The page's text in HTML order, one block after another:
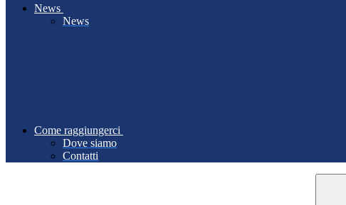
News
News
Come raggiungerci
Dove siamo
Contatti